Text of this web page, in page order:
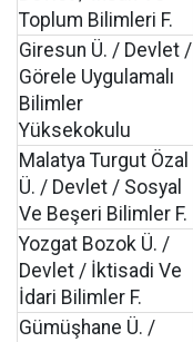
Toplum Bilimleri F.
Giresun Ü. / Devlet /
Görele Uygulamalı
Bilimler
Yüksekokulu
Malatya Turgut Özal
Ü. / Devlet / Sosyal
Ve Beşeri Bilimler F.
Yozgat Bozok Ü. /
Devlet / İktisadi Ve
İdari Bilimler F.
Gümüşhane Ü. /